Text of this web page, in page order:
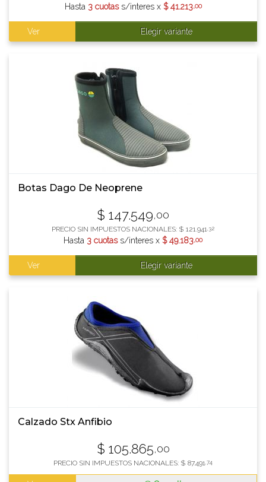
Hasta 3 cuotass/interes x $ 41.213,00
Ver Elegir variante
Botas Dago De Neoprene
$ 147.549,00
PRECIO SIN IMPUESTOS NACIONALES: $ 121.941 ,32
Hasta 3 cuotass/interes x $ 49.183,00
Ver Elegir variante
Calzado Stx Anfibio
$ 105.865,00
PRECIO SIN IMPUESTOS NACIONALES: $ 87.491,74